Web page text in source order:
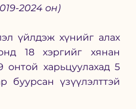
2024 он)
үйлдэж хүнийг алах
18 хэргийг хянан
онтой харьцуулахад 5
буурсан үзүүлэлттэй